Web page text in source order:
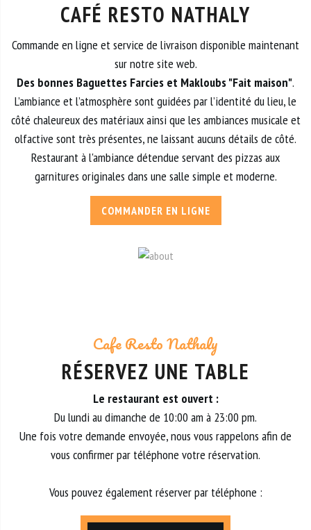
CAFÉ RESTO NATHALY
Commande en ligne et service de livraison disponible maintenant
sur notre site web.
Des bonnes Baguettes Farcies et Makloubs "Fait maison".
L’ambiance et l’atmosphère sont guidées par l’identité du lieu, le
côté chaleureux des matériaux ainsi que les ambiances musicale et
olfactive sont très présentes, ne laissant aucuns détails de côté.
Restaurant à l'ambiance détendue servant des pizzas aux
garnitures originales dans une salle simple et moderne.
COMMANDER EN LIGNE
Cafe Resto Nathaly
RÉSERVEZ UNE TABLE
Le restaurant est ouvert :
Du lundi au dimanche de 10:00 am à 23:00 pm.
Une fois votre demande envoyée, nous vous rappelons afin de
vous confirmer par téléphone votre réservation.
Vous pouvez également réserver par téléphone :